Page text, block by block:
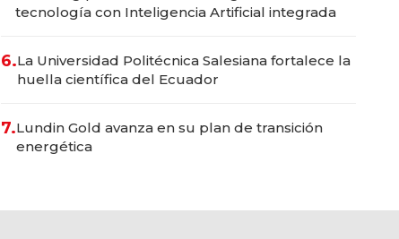
tecnología con Inteligencia Artificial integrada
6.La Universidad Politécnica Salesiana fortalece la
huella científica del Ecuador
7.Lundin Gold avanza en su plan de transición
energética